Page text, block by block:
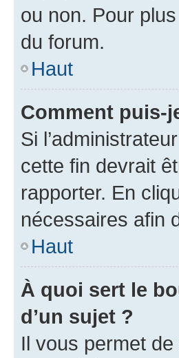
ou non. Pour
du forum.
Haut
Comment puis-
Si
cette fin devrait
rapporter. En
nécessaires afin
Haut
À quoi sert le
d’un sujet ?
Il vous permet